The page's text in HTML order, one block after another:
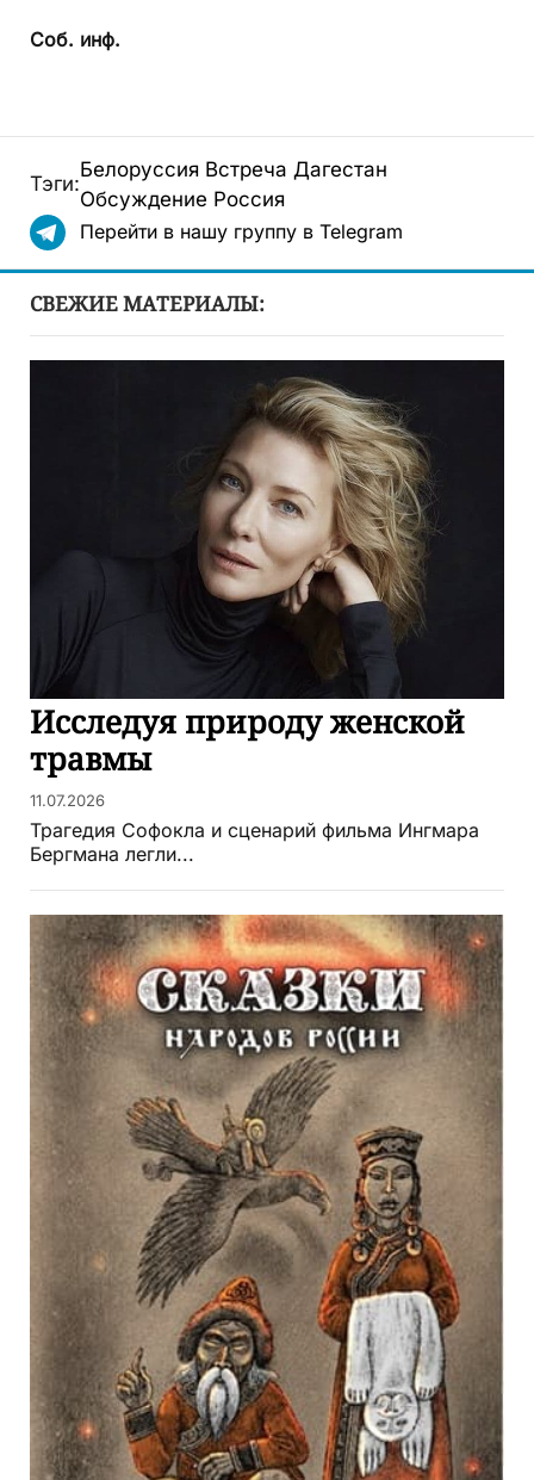
Соб. инф.
Тэги:
Белоруссия Встреча Дагестан
Обсуждение Россия
Перейти в нашу группу в Telegram
СВЕЖИЕ МАТЕРИАЛЫ:
Исследуя природу женской
травмы
11.07.2026
Трагедия Софокла и сценарий фильма Ингмара
Бергмана легли...